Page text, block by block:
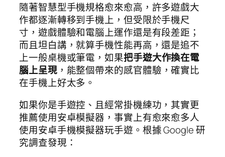
隨著智慧型手機規格愈來愈高，許多遊戲大
作都逐漸轉移到手機上，但受限於手機尺
寸，遊戲體驗和電腦上運作還是有段差距；
而且坦白講，就算手機性能再高，還是追不
上一般桌機或筆電，如果把手遊大作換在電
腦上呈現，能整個帶來的感官體驗，確實比
在手機上好太多。
如果你是手遊控、且經常掛機練功，其實更
推薦使用安卓模擬器，事實上有愈來愈多人
使用安卓手機模擬器玩手遊。根據 Google 研
究調查發現：